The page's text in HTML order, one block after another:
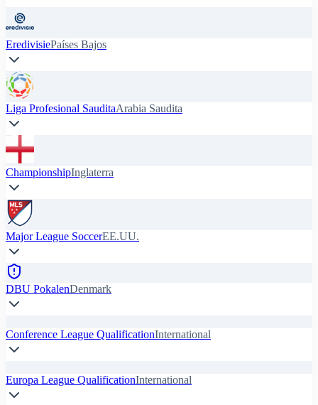
EredivisiePaíses Bajos
Liga Profesional SauditaArabia Saudita
ChampionshipInglaterra
Major League SoccerEE.UU.
DBU PokalenDenmark
Conference League QualificationInternational
Europa League QualificationInternational